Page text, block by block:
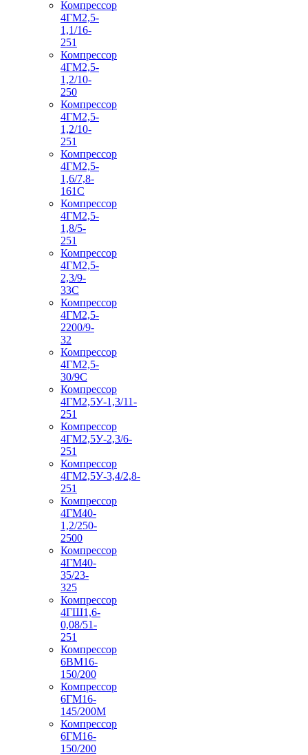
Компрессор
4ГМ2,5-
1,1/16-
251
Компрессор
4ГМ2,5-
1,2/10-
250
Компрессор
4ГМ2,5-
1,2/10-
251
Компрессор
4ГМ2,5-
1,6/7,8-
161С
Компрессор
4ГМ2,5-
1,8/5-
251
Компрессор
4ГМ2,5-
2,3/9-
33С
Компрессор
4ГМ2,5-
2200/9-
32
Компрессор
4ГМ2,5-
30/9С
Компрессор
4ГМ2,5У-1,3/11-
251
Компрессор
4ГМ2,5У-2,3/6-
251
Компрессор
4ГМ2,5У-3,4/2,8-
251
Компрессор
4ГМ40-
1,2/250-
2500
Компрессор
4ГМ40-
35/23-
325
Компрессор
4ГШ1,6-
0,08/51-
251
Компрессор
6ВМ16-
150/200
Компрессор
6ГМ16-
145/200М
Компрессор
6ГМ16-
150/200